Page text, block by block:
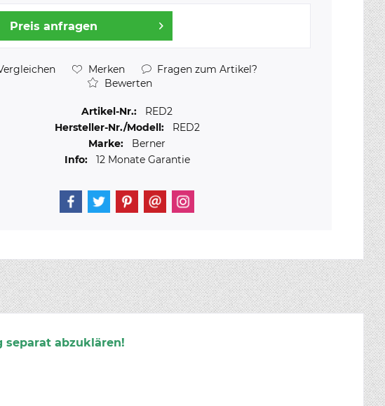
Preis anfragen
Merken
Fragen zum Artikel?
Bewerten
Artikel-Nr.:
RED2
Hersteller-Nr./Modell:
RED2
Marke:
Berner
Info:
12 Monate Garantie
abzuklären!